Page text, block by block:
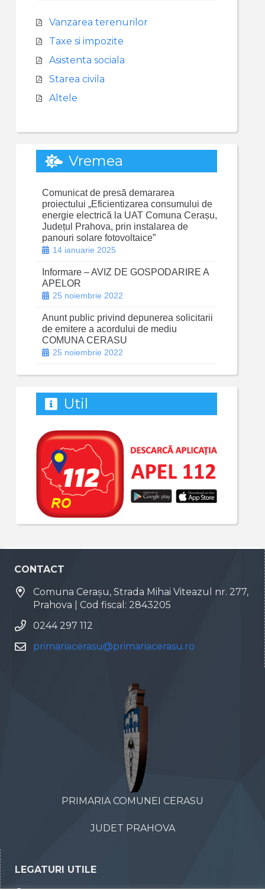
Vanzarea terenurilor
Taxe si impozite
Asistenta sociala
Starea civila
Altele
Vremea
Comunicat de presă demararea
proiectului „Eficientizarea consumului de
energie electrică la UAT Comuna Cerașu,
Județul Prahova, prin instalarea de
panouri solare fotovoltaice”
14 ianuarie 2025
Informare – AVIZ DE GOSPODARIRE A
APELOR
25 noiembrie 2022
Anunt public privind depunerea solicitarii
de emitere a acordului de mediu
COMUNA CERASU
25 noiembrie 2022
Util
CONTACT
Comuna Cerașu, Strada Mihai Viteazul nr. 277,
Prahova | Cod fiscal: 2843205
0244 297 112
primariacerasu@primariacerasu.ro
PRIMARIA COMUNEI CERASU
JUDET PRAHOVA
LEGATURI UTILE